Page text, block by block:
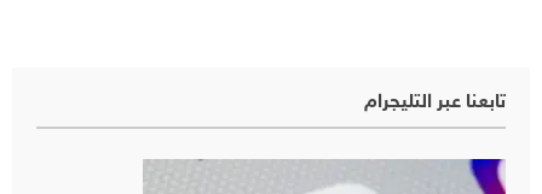
تابعنا عبر التليجرام